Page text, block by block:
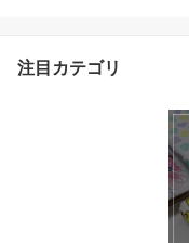
注目カテゴリ